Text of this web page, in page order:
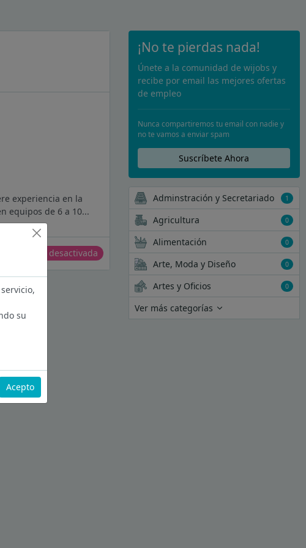
experiencia en la
equipos de 6 a 10...
Oferta desactivada
¡No te pierdas nada!
Únete a la comunidad de wijobs y
recibe por email las mejores ofertas
de empleo
Nunca compartiremos tu email con nadie y
no te vamos a enviar spam
Suscríbete Ahora
Adminstración y Secretariado 1
Agricultura 0
Alimentación 0
Arte, Moda y Diseño 0
Artes y Oficios 0
Ver más categorías
su
Acepto